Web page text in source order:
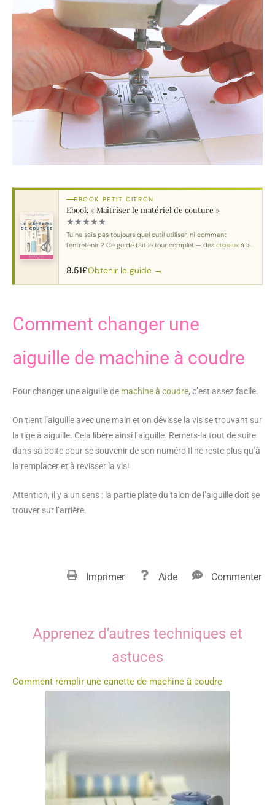
EBOOK PETIT CITRON
Ebook « Maîtriser le matériel de couture »
★★★★★
Tu ne sais pas toujours quel outil utiliser, ni comment
l'entretenir ? Ce guide fait le tour complet — des ciseaux à la
8.51£Obtenir le guide →
Comment changer une
aiguille de machine à coudre
Pour changer une aiguille de machine à coudre, c’est assez facile.
On tient l’aiguille avec une main et on dévisse la vis se trouvant sur
la tige à aiguille. Cela libère ainsi l’aiguille. Remets-la tout de suite
dans sa boite pour se souvenir de son numéro Il ne reste plus qu’à
la remplacer et à revisser la vis!
Attention, il y a un sens : la partie plate du talon de l’aiguille doit se
trouver sur l’arrière.
Imprimer Aide Commenter
Apprenez d'autres techniques et
astuces
Comment remplir une canette de machine à coudre